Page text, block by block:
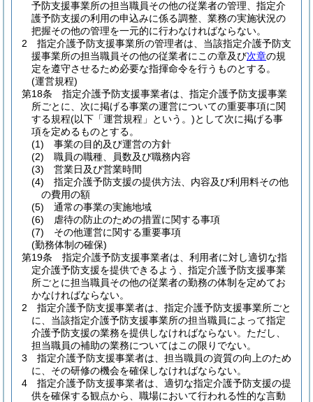
予防支援事業所の担当職員その他の従業者の管理、指定介
護予防支援の利用の申込みに係る調整、業務の実施状況の
把握その他の管理を一元的に行わなければならない。
2
指定介護予防支援事業所の管理者は、当該指定介護予防支
援事業所の担当職員その他の従業者にこの章及び次章の規
定を遵守させるため必要な指揮命令を行うものとする。
(運営規程)
第18条
指定介護予防支援事業者は、指定介護予防支援事業
所ごとに、次に掲げる事業の運営についての重要事項に関
する規程(以下「運営規程」という。)として次に掲げる事
項を定めるものとする。
(1)
事業の目的及び運営の方針
(2)
職員の職種、員数及び職務内容
(3)
営業日及び営業時間
(4)
指定介護予防支援の提供方法、内容及び利用料その他
の費用の額
(5)
通常の事業の実施地域
(6)
虐待の防止のための措置に関する事項
(7)
その他運営に関する重要事項
(勤務体制の確保)
第19条
指定介護予防支援事業者は、利用者に対し適切な指
定介護予防支援を提供できるよう、指定介護予防支援事業
所ごとに担当職員その他の従業者の勤務の体制を定めてお
かなければならない。
2
指定介護予防支援事業者は、指定介護予防支援事業所ごと
に、当該指定介護予防支援事業所の担当職員によって指定
介護予防支援の業務を提供しなければならない。 ただし、
担当職員の補助の業務についてはこの限りでない。
3
指定介護予防支援事業者は、担当職員の資質の向上のため
に、その研修の機会を確保しなければならない。
4
指定介護予防支援事業者は、適切な指定介護予防支援の提
供を確保する観点から、職場において行われる性的な言動